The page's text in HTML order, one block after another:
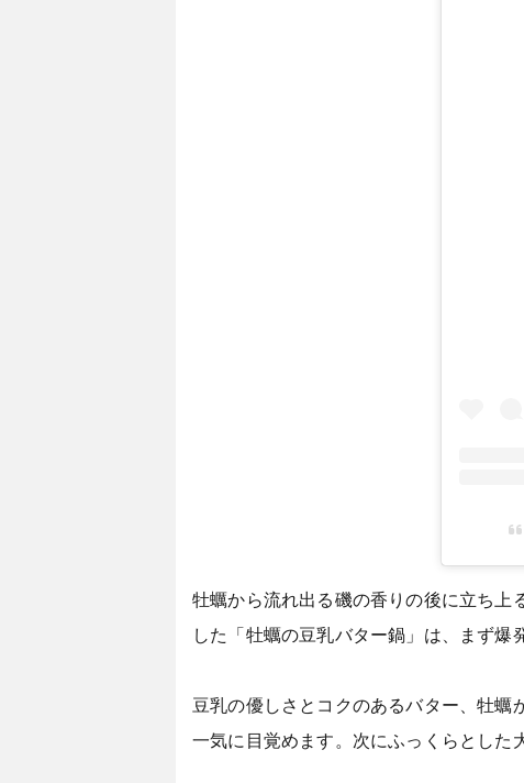
牡蠣から流れ出る磯の香りの後に立ち上
した「牡蠣の豆乳バター鍋」は、まず爆
豆乳の優しさとコクのあるバター、牡蠣
一気に目覚めます。次にふっくらとした